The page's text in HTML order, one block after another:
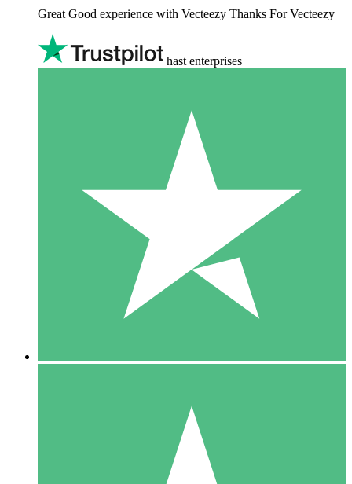
Great Good experience with Vecteezy Thanks For Vecteezy
hast enterprises